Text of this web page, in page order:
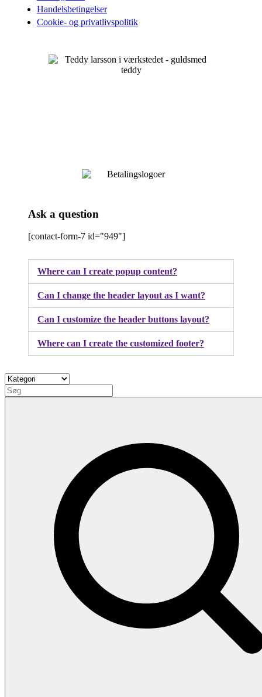
Handelsbetingelser
Cookie- og privatlivspolitik
Ask a question
[contact-form-7 id="949"]
Where can I create popup content?
Can I change the header layout as I want?
Can I customize the header buttons layout?
Where can I create the customized footer?